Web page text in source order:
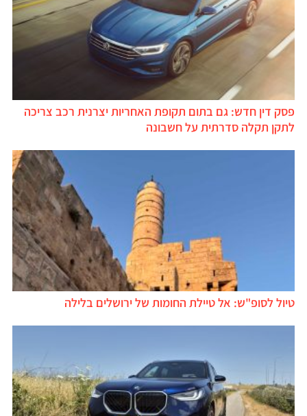
פסק דין חדש: גם בתום תקופת האחריות יצרנית רכב צריכה
לתקן תקלה סדרתית על חשבונה
טיול לסופ"ש: אל טיילת החומות של ירושלים בלילה